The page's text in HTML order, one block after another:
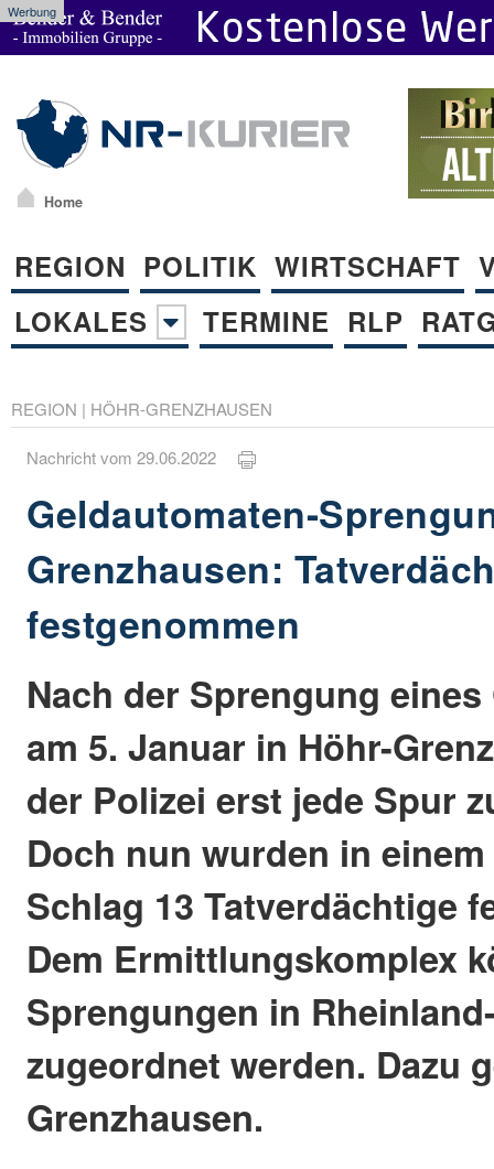
Werbung
Home
REGION POLITIK WIRTSCHAFT
LOKALES
TERMINE RLP
REGION | HÖHR-GRENZHAUSEN
Nachricht vom 29.06.2022
Geldautomaten-
Grenzhausen:
festgenommen
Nach der Sprengung
am 5. Januar in Höhr-
der Polizei erst jede Spur
Doch nun wurden in
Schlag 13 Tatverdächtige
Dem Ermittlungskomplex
Sprengungen in
zugeordnet werden. Dazu
Grenzhausen.